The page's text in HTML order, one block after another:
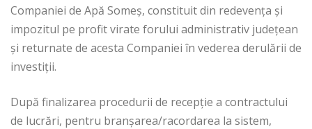
Companiei de Apă Someș, constituit din redevența și
impozitul pe profit virate forului administrativ județean
și returnate de acesta Companiei în vederea derulării de
investiții.
După finalizarea procedurii de recepție a contractului
de lucrări, pentru branșarea/racordarea la sistem,